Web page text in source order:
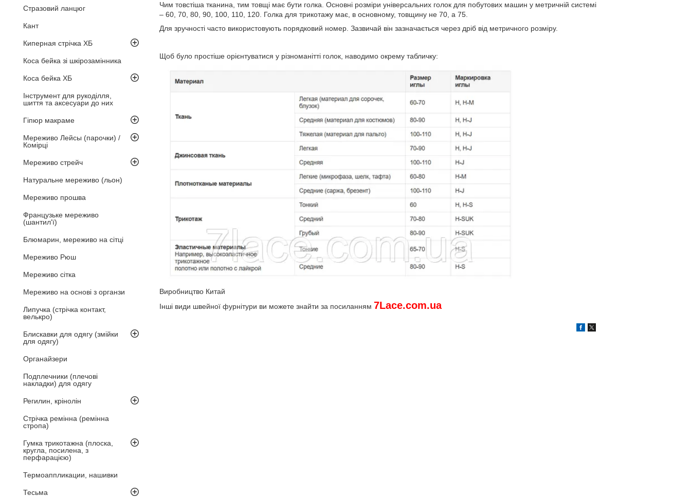
Стразовий ланцюг
Кант
Киперная стрічка ХБ
Коса бейка зі шкірозамінника
Коса бейка ХБ
Інструмент для рукоділля,
шиття та аксесуари до них
Гіпюр макраме
Мереживо Лейсы (парочки) /
Комірці
Мереживо стрейч
Натуральне мереживо (льон)
Мереживо прошва
Французьке мереживо
(шантил'ї)
Блюмарин, мереживо на сітці
Мереживо Рюш
Мереживо сітка
Мереживо на основі з органзи
Липучка (стрічка контакт,
велькро)
Блискавки для одягу (змійки
для одягу)
Органайзери
Подплечники (плечові
накладки) для одягу
Регилин, крінолін
Стрічка ремінна (ремінна
стропа)
Гумка трикотажна (плоска,
кругла, посилена, з
перфарацією)
Термоаппликации, нашивки
Тесьма
Чим товстіша тканина, тим товщі має бути голка. Основні розміри універсальних голок для побутових машин у метричній системі
– 60, 70, 80, 90, 100, 110, 120. Голка для трикотажу має, в основному, товщину не 70, а 75.
Для зручності часто використовують порядковий номер. Зазвичай він зазначається через дріб від метричного розміру.
Щоб було простіше орієнтуватися у різноманітті голок, наводимо окрему табличку:
Виробництво Китай
Інші види швейної фурнітури ви можете знайти за посиланням 7Lace.com.ua